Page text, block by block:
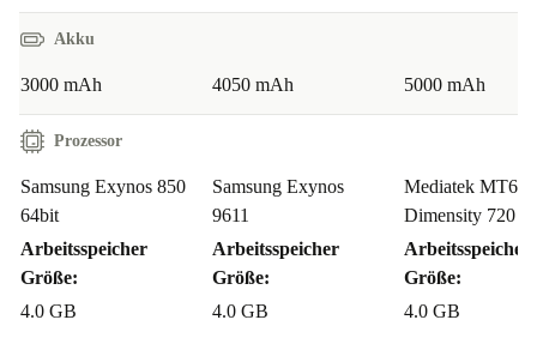
Akku
3000 mAh 4050 mAh 5000 mAh
Prozessor
Samsung Exynos 850
64bit
Arbeitsspeicher
Größe:
4.0 GB
Samsung Exynos
9611
Arbeitsspeicher
Größe:
4.0 GB
Mediatek
Dimensity 720
Arbeitsspeicher
Größe:
4.0 GB